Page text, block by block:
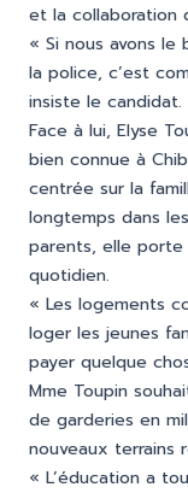
et la collaboration
« Si nous avons
la police, c’est
insiste le candidat.
Face à lui, Elyse
bien connue à
centrée sur la
longtemps dans
parents, elle
quotidien.
« Les logements
loger les jeunes
payer quelque
Mme Toupin
de garderies en
nouveaux terrains
« L’éducation a